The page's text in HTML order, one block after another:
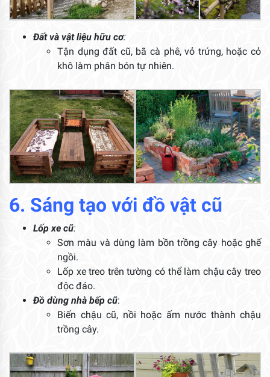
Đất và vật liệu hữu cơ:
Tận dụng đất cũ, bã cà phê, vỏ trứng, hoặc cỏ
khô làm phân bón tự nhiên.
6. Sáng tạo với đồ vật cũ
Lốp xe cũ:
Sơn màu và dùng làm bồn trồng cây hoặc ghế
ngồi.
Lốp xe treo trên tường có thể làm chậu cây treo
độc đáo.
Đồ dùng nhà bếp cũ:
Biến chậu cũ, nồi hoặc ấm nước thành chậu
trồng cây.